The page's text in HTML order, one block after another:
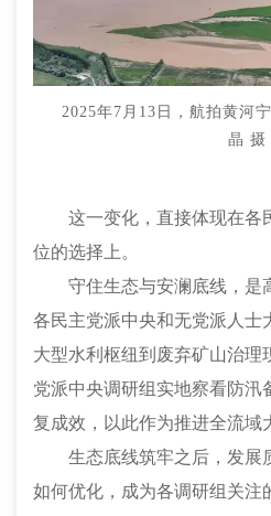
2025年7月13日，航拍黄河
晶 摄
这一变化，直接体现在各
位的选择上。
守住生态与安澜底线，是
各民主党派中央和无党派人士
大型水利枢纽到废弃矿山治理
党派中央调研组实地察看防汛
复成效，以此作为推进全流域
生态底线筑牢之后，发展
如何优化，成为各调研组关注